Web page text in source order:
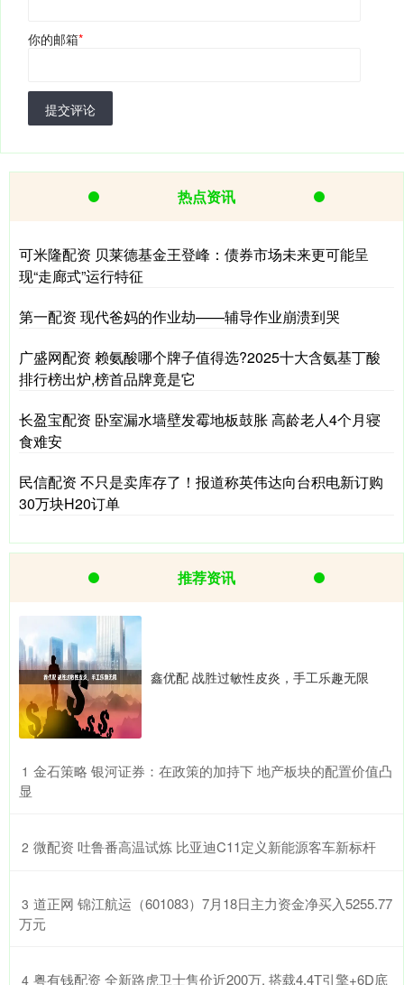
你的邮箱*
提交评论
热点资讯
可米隆配资 贝莱德基金王登峰：债券市场未来更可能呈
现“走廊式”运行特征
第一配资 现代爸妈的作业劫——辅导作业崩溃到哭
广盛网配资 赖氨酸哪个牌子值得选?2025十大含氨基丁酸
排行榜出炉,榜首品牌竟是它
长盈宝配资 卧室漏水墙壁发霉地板鼓胀 高龄老人4个月寝
食难安
民信配资 不只是卖库存了！报道称英伟达向台积电新订购
30万块H20订单
推荐资讯
鑫优配 战胜过敏性皮炎，手工乐趣无限
1 ​金石策略 银河证券：在政策的加持下 地产板块的配置价值凸
显
2 ​微配资 吐鲁番高温试炼 比亚迪C11定义新能源客车新标杆
3 ​道正网 锦江航运（601083）7月18日主力资金净买入5255.77
万元
4 ​粤有钱配资 全新路虎卫士售价近200万, 搭载4.4T引擎+6D底